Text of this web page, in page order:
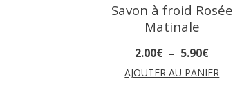
Savon à froid Rosée
Matinale
2.00€ – 5.90€
AJOUTER AU PANIER